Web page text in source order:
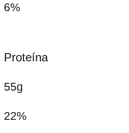
6%
Proteína
55g
22%